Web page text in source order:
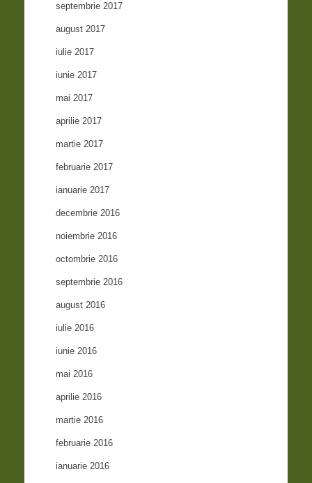
septembrie 2017
august 2017
iulie 2017
iunie 2017
mai 2017
aprilie 2017
martie 2017
februarie 2017
ianuarie 2017
decembrie 2016
noiembrie 2016
octombrie 2016
septembrie 2016
august 2016
iulie 2016
iunie 2016
mai 2016
aprilie 2016
martie 2016
februarie 2016
ianuarie 2016